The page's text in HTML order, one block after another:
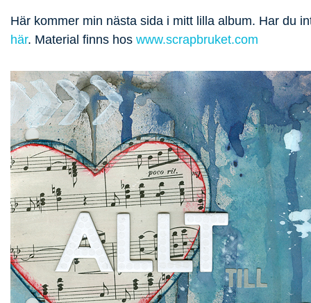
Här kommer min nästa sida i mitt lilla album. Har du
här. Material finns hos www.scrapbruket.com